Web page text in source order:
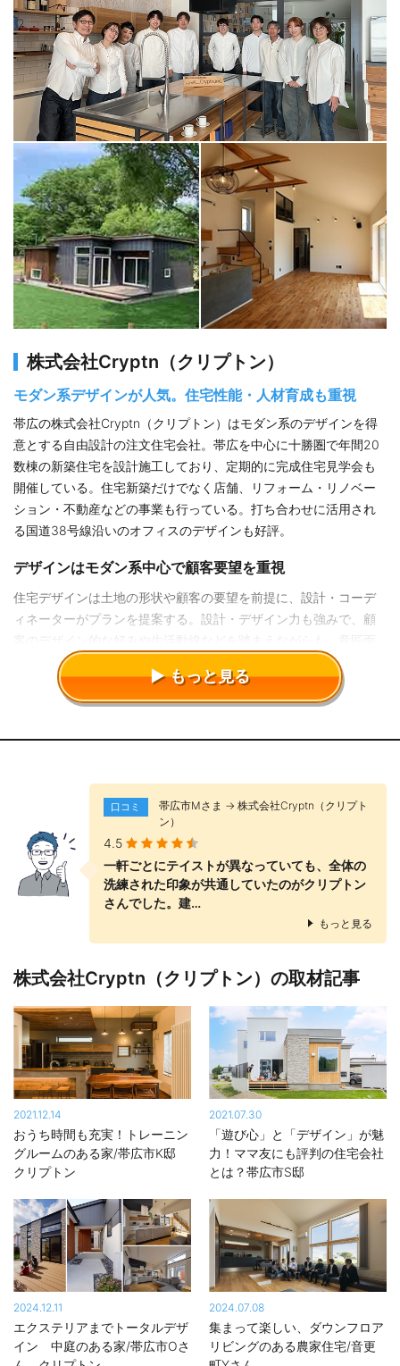
株式会社Cryptn（クリプトン）
モダン系デザインが人気。住宅性能・人材育成も重視
帯広の株式会社Cryptn（クリプトン）はモダン系のデザインを得
意とする自由設計の注文住宅会社。帯広を中心に十勝圏で年間20
数棟の新築住宅を設計施工しており、定期的に完成住宅見学会も
開催している。住宅新築だけでなく店舗、リフォーム・リノベー
ション・不動産などの事業も行っている。打ち合わせに活用され
る国道38号線沿いのオフィスのデザインも好評。
デザインはモダン系中心で顧客要望を重視
住宅デザインは土地の形状や顧客の要望を前提に、設計・コーデ
ィネーターがプランを提案する。設計・デザイン力も強みで、顧
客のデザイン的な好みや生活動線などを踏まえながらも、意匠面
でもワクワクする提案を重視する設計事務所的側面もある。モダ
ン系のデザインが中心だが、無垢材や塗り壁など自然素材も効果
的に取り入れることでほっこり安らげる空間づくりも大切にして
換気など、住宅の基本性能も重要になる。断熱は外壁が140mmの
高性能グラスウールに外側に付加断熱をプラス。天井はブローイ
ング400～500mmを標準仕様にしている。また十勝２×４協会の
活動の一環でフレーミング検定や気密測定などによる施工品質の
レベルアップにも取り組んでいる。
将来を見据えた人材育成
設計・プランニング面では経験豊富な竹市真已会長と古市淳也社
長が中心となり、女性スタッフ2名が設計サポートで連携。施工面
では腕の良いベテラン大工３名と新進気鋭の30代の大工を含む専
属大工が、一度に3現場で住宅施工が可能な体制を構築している。
さらに20代の現場監督が2名在籍し技術、経験を磨いている。 設
計・施工両面で経験者と若手がうまくバランスされ、将来を見据
えた人材育成を推進している。
もっと見る
口コミ
帯広市Mさま → 株式会社Cryptn（クリプト
ン）
4.5
一軒ごとにテイストが異なっていても、全体の
洗練された印象が共通していたのがクリプトン
さんでした。建…
もっと見る
株式会社Cryptn（クリプトン）の取材記事
2021.12.14
おうち時間も充実！トレーニン
グルームのある家/帯広市K邸
クリプトン
2021.07.30
「遊び心」と「デザイン」が魅
力！ママ友にも評判の住宅会社
とは？帯広市S邸
2024.12.11
エクステリアまでトータルデザ
イン 中庭のある家/帯広市Oさ
2024.07.08
集まって楽しい、ダウンフロア
リビングのある農家住宅/音更